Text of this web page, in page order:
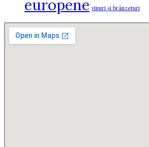
europene vinuri și brânzeturi